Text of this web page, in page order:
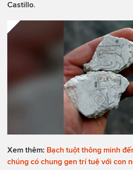
Castillo.
Xem thêm: Bạch tuột thông minh
chúng có chung gen trí tuệ với con